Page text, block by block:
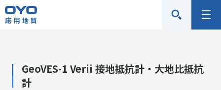
応
用
メ
GeoVES-1 Verii 接地抵抗計・大地比抵抗
計